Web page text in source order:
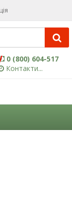
0 (800) 604-517
Контакти...